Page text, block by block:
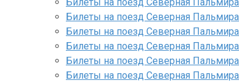
Билеты на поезд Северная Пальмира
Билеты на поезд Северная
Билеты на поезд Северная
Билеты на поезд Северная
Билеты на поезд Северная